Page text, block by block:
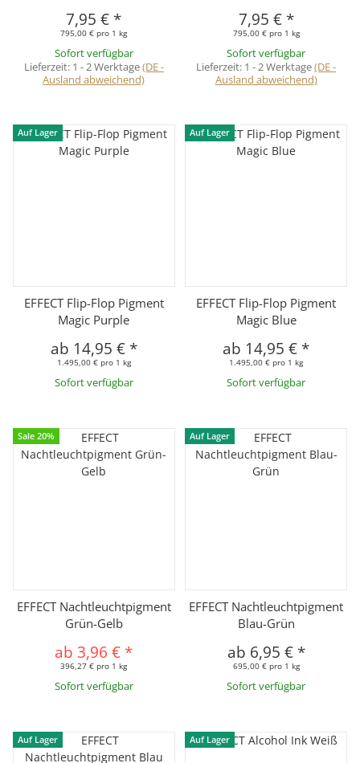
7,95 € *
795,00 € pro 1 kg
Sofort verfügbar
Lieferzeit: 1 - 2 Werktage(DE -
Ausland abweichend)
7,95 € *
795,00 € pro 1 kg
Sofort verfügbar
Lieferzeit: 1 - 2 Werktage(DE -
Ausland abweichend)
Auf Lager
EFFECT Flip-Flop Pigment
Magic Purple
ab 14,95 € *
1.495,00 € pro 1 kg
Sofort verfügbar
Auf Lager
EFFECT Flip-Flop Pigment
Magic Blue
ab 14,95 € *
1.495,00 € pro 1 kg
Sofort verfügbar
Sale 20%
EFFECT Nachtleuchtpigment
Grün-Gelb
ab3,96 € *
396,27 € pro 1 kg
Sofort verfügbar
Auf Lager
EFFECT Nachtleuchtpigment
Blau-Grün
ab 6,95 € *
695,00 € pro 1 kg
Sofort verfügbar
Auf Lager Auf Lager